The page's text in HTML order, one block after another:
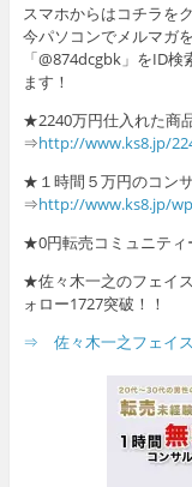
スマホからはコチラを
今パソコンでメルマガ
「@874dcgbk」をID
ます！
★2240万円仕入れた商
⇒http://www.ks8.jp/
★１時間５万円のコン
⇒http://www.ks8.jp/
★0円転売コミュニテ
★佐々木一之のフェイ
ォロー1727突破！！
⇒ 佐々木一之フェイ